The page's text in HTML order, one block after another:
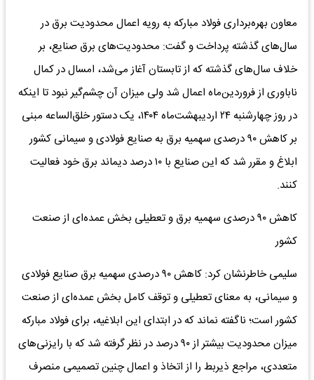
معاون بهره‌برداری فولاد مبارکه به رویه اعمال محدودیت برق در
سال‌های گذشته پرداخت و گفت: محدودیت‌های برق صنایع، بر
خلاف سال‌های گذشته که از تابستان آغاز می‌شد، امسال در کمال
ناباوری از فروردین‌ماه اعمال شد ولی میزان آن چشم‌گیر نبود تا اینکه
در روز چهارشنبه ۲۴ اردیبهشت‌ماه ۱۴۰۴، یک دستور خلق‌الساعه مبنی
بر کاهش ۹۰ درصدی سهمیه برق به صنایع فولادی و سیمانی کشور
ابلاغ و مقرر شد که این صنایع با ۱۰ درصد دیماند برق خود فعالیت
کنند.
کاهش ۹۰ درصدی سهمیه برق و تعطیلی بخش عمده‌ای از صنعت
کشور
سلیمی خاطرنشان کرد: کاهش ۹۰ درصدی سهمیه برق صنایع فولادی
و سیمانی، به معنای تعطیلی و توقف کامل بخش عمده‌ای از صنعت
کشور است؛ ناگفته نماند که در ابتدای این ابلاغیه، برای فولاد مبارکه
میزان محدودیت بیشتر از ۹۰ درصد در نظر گرفته شد که با رایزنی‌های
متعددی، مراجع ذیربط را از اتخاذ و اعمال چنین تصمیمی منصرف